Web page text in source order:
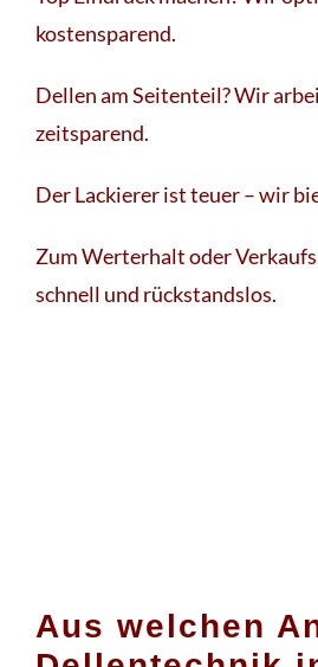
kostensparend.
Dellen am Seitenteil? Wir
zeitsparend.
Der Lackierer ist teuer – wir
Zum Werterhalt oder
schnell und rückstandslos.
Aus welchen